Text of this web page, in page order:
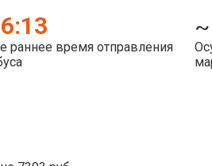
раннее время отправления
~